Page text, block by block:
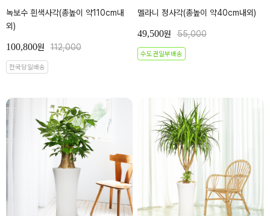
녹보수 흰색사각(총높이 약110cm내
외)
100,800원 112,000
전국당일배송
멜라니 정사각(총높이 약40cm내외)
49,500원 55,000
수도권일부배송